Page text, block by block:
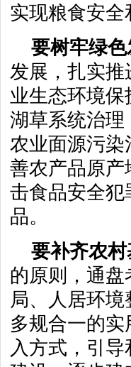
实现粮食安
要树牢绿色
发展，扎实
业生态环境
湖草系统治
农业面源污
善农产品原
击食品安全
品。
要补齐农村
的原则，通
局、人居环
多规合一的
入方式，引